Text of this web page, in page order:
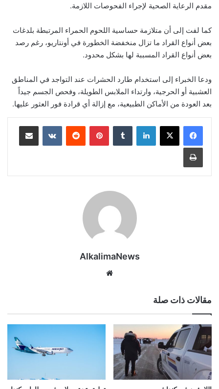
مقدم الرعاية الصحية لإجراء الفحوصات اللازمة.
كما لفت إلى أن متلازمة حساسية اللحوم الحمراء المرتبطة بلدغات
بعض أنواع القراد ما تزال منخفضة الخطورة في أونتاريو، رغم رصد
بعض أنواع القراد المسببة لها بشكل محدود.
ودعا الخبراء إلى استخدام طارد الحشرات عند التواجد في المناطق
العشبية أو الحرجية، وارتداء الملابس الطويلة، وفحص الجسم جيداً
بعد العودة من الأماكن الطبيعية، مع إزالة أي قرادة فور العثور عليها.
لينكدإن بينتيريست
AlkalimaNews
مقالات ذات صلة